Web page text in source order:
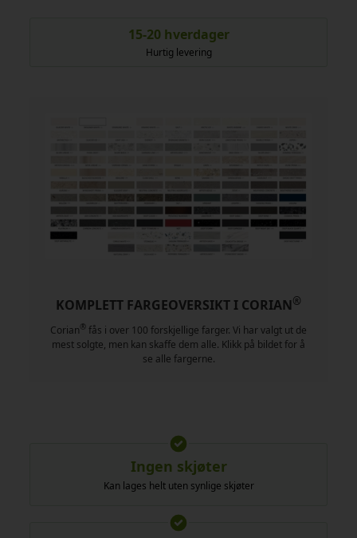
15-20 hverdager
Hurtig levering
KOMPLETT FARGEOVERSIKT I CORIAN®
Corian ® fås i over 100 forskjellige farger. Vi har valgt ut de
mest solgte, men kan skaffe dem alle. Klikk på bildet for å
se alle fargerne.
Ingen skjøter
Kan lages helt uten synlige skjøter